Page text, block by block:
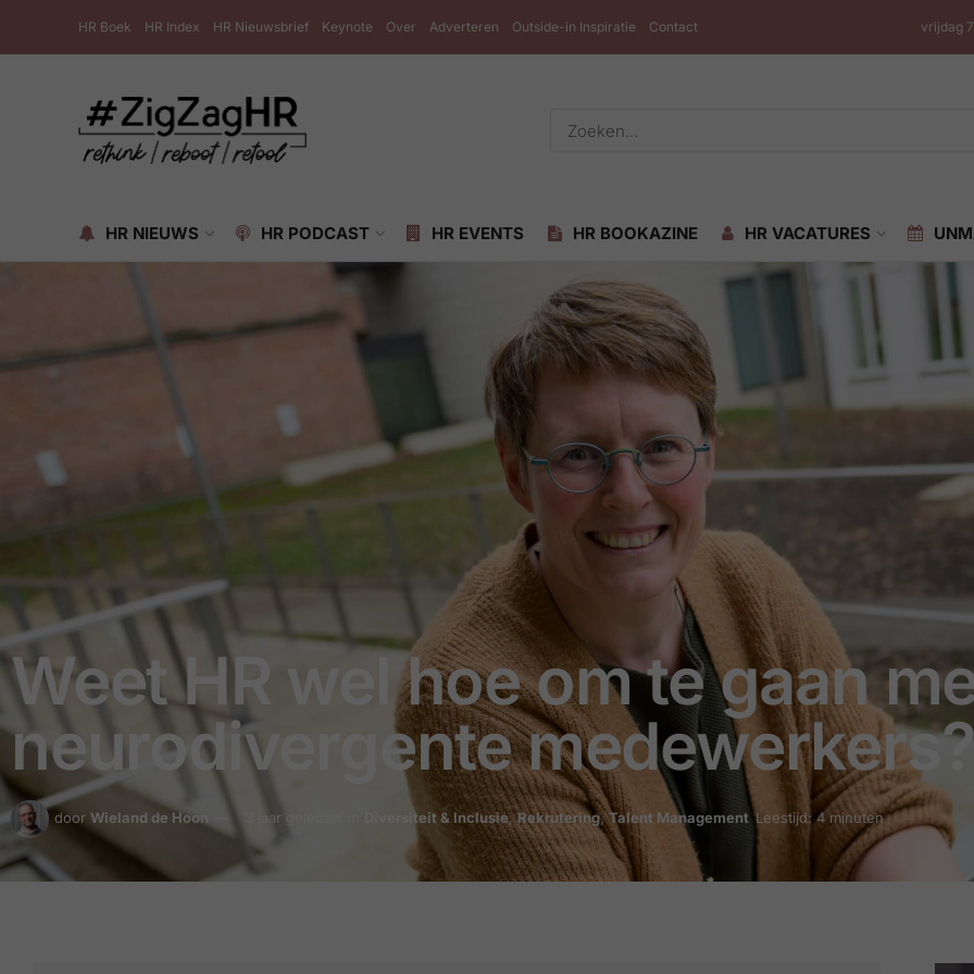
HR Boek HR Index HR Nieuwsbrief Keynote Over Adverteren Outside-in Inspiratie Contact vrijdag
HR NIEUWS HR PODCAST HR EVENTS HR BOOKAZINE HR VACATURES
Weet HR wel hoe om te gaan
neurodivergente
door Wieland de Hoon 3 jaar geleden Diversiteit & Inclusie,Rekrutering,Talent Management Leestijd: 4 minuten